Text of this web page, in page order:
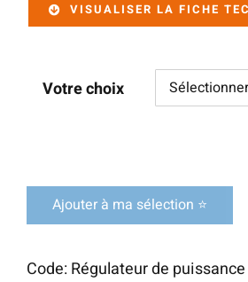
VISUALISER LA FICHE
Votre choix
Ajouter à ma sélection ⭐
Code:Régulateur de puissance